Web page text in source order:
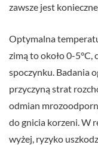
zawsze jest
Optymalna
zimą to około 0-5°C,
spoczynku. Badania
przyczyną strat
odmian
do gnicia korzeni. W
wyżej, ryzyko